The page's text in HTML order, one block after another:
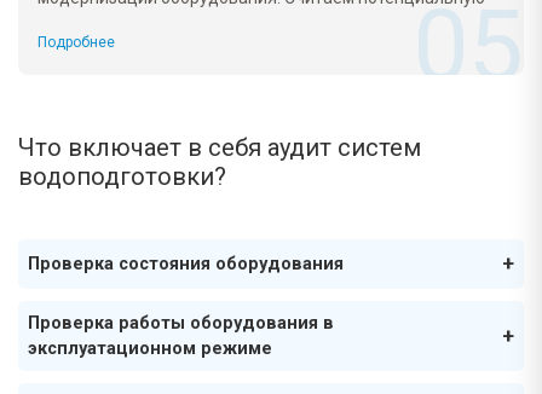
Подробнее
Что включает в себя аудит систем
водоподготовки?
Проверка состояния оборудования
Проверка работы оборудования в
эксплуатационном режиме